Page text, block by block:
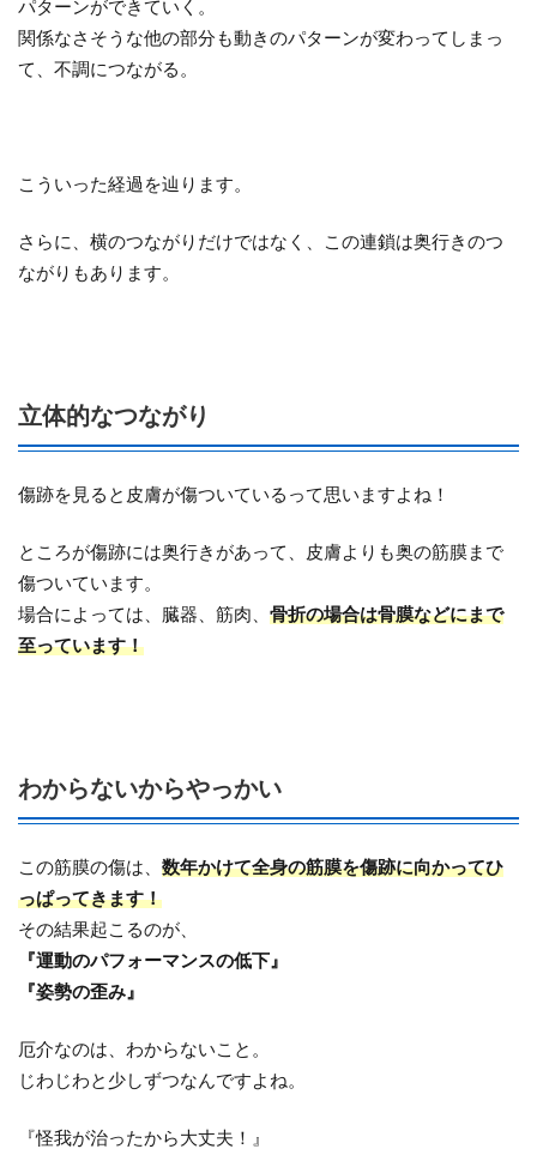
パターンができていく。
関係なさそうな他の部分も動きのパターンが変わってしまっ
て、不調につながる。
こういった経過を辿ります。
さらに、横のつながりだけではなく、この連鎖は奥行きのつ
ながりもあります。
立体的なつながり
傷跡を見ると皮膚が傷ついているって思いますよね！
ところが傷跡には奥行きがあって、皮膚よりも奥の筋膜まで
傷ついています。
場合によっては、臓器、筋肉、 骨折の場合は骨膜などにまで
至っています！
わからないからやっかい
この筋膜の傷は、 数年かけて全身の筋膜を傷跡に向かってひ
っぱってきます！
その結果起こるのが、
『運動のパフォーマンスの低下』
『姿勢の歪み』
厄介なのは、わからないこと。
じわじわと少しずつなんですよね。
『怪我が治ったから大丈夫！』